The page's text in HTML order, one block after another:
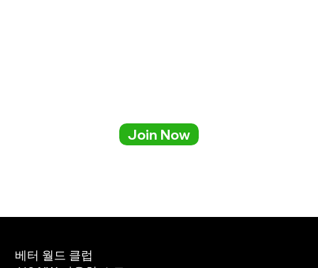
Join Now
베터 월드 클럽